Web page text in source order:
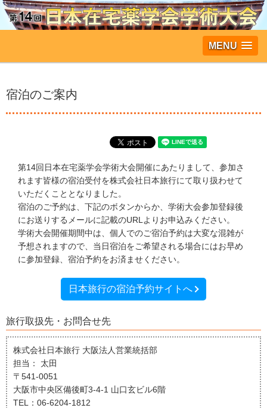
MENU
宿泊のご案内
第14回日本在宅薬学会学術大会開催にあたりまして、参加さ
れます皆様の宿泊受付を株式会社日本旅行にて取り扱わせて
いただくこととなりました。
宿泊のご予約は、下記のボタンからか、学術大会参加登録後
にお送りするメールに記載のURLよりお申込みください。
学術大会開催期間中は、個人でのご宿泊予約は大変な混雑が
予想されますので、当日宿泊をご希望される場合にはお早め
に参加登録、宿泊予約をお済ませください。
日本旅行の宿泊予約サイトへ
旅行取扱先・お問合せ先
株式会社日本旅行 大阪法人営業統括部
担当： 太田
〒541-0051
大阪市中央区備後町3-4-1 山口玄ビル6階
TEL：06-6204-1812